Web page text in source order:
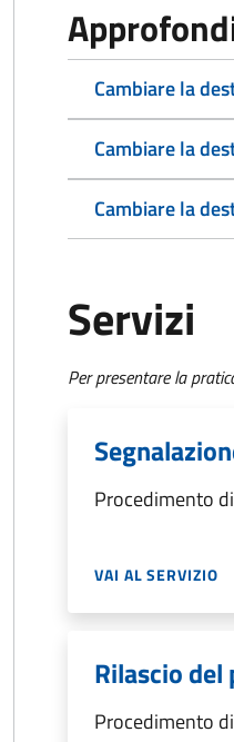
Cambiare la
Cambiare la
Cambiare la
Servizi
Per presentare la
Procedimento
VAI AL SERVIZIO
Rilascio del
Procedimento